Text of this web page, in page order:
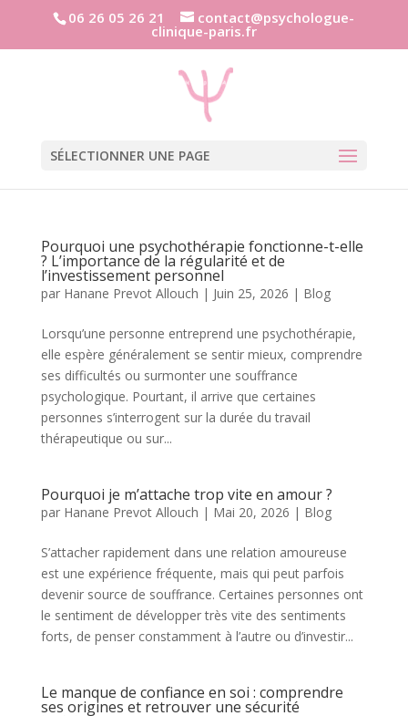
06 26 05 26 21 contact@psychologue-
clinique-paris.fr
SÉLECTIONNER UNE PAGE
Pourquoi une psychothérapie fonctionne-t-elle
? L’importance de la régularité et de
l’investissement personnel
par Hanane Prevot Allouch | Juin 25, 2026 | Blog
Lorsqu’une personne entreprend une psychothérapie,
elle espère généralement se sentir mieux, comprendre
ses difficultés ou surmonter une souffrance
psychologique. Pourtant, il arrive que certaines
personnes s’interrogent sur la durée du travail
thérapeutique ou sur...
Pourquoi je m’attache trop vite en amour ?
par Hanane Prevot Allouch | Mai 20, 2026 | Blog
S’attacher rapidement dans une relation amoureuse
est une expérience fréquente, mais qui peut parfois
devenir source de souffrance. Certaines personnes ont
le sentiment de développer très vite des sentiments
forts, de penser constamment à l’autre ou d’investir...
Le manque de confiance en soi : comprendre
ses origines et retrouver une sécurité